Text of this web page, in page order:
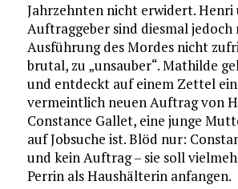
Jahrzehnten nicht erwidert. Henri
Auftraggeber sind diesmal jedoch
Ausführung des Mordes nicht
brutal, zu „unsauber“. Mathilde
und entdeckt auf einem Zettel
vermeintlich neuen Auftrag von
Constance Gallet, eine junge
auf Jobsuche ist. Blöd nur:
und kein Auftrag – sie soll
Perrin als Haushälterin anfangen.